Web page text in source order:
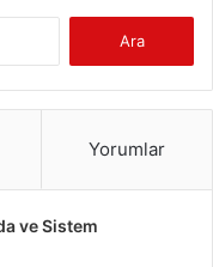
Yorumlar
ve Sistem